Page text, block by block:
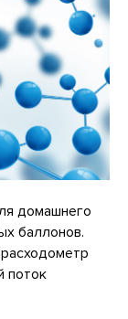
домашнего
баллонов.
поток